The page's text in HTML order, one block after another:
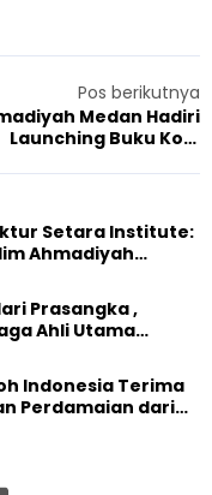
Pos berikutnya
Medan Hadiri
Launching Buku Kopi
Setara Institute:
Ahmadiyah
dari “Infrastruktur
Prasangka ,
Ahli Utama
langsung
Muslim
di Inggris
Indonesia Terima
Perdamaian dari